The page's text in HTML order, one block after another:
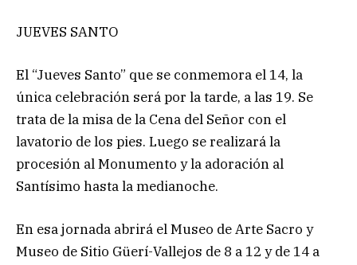
JUEVES SANTO
El “Jueves Santo” que se conmemora el 14, la
única celebración será por la tarde, a las 19. Se
trata de la misa de la Cena del Señor con el
lavatorio de los pies. Luego se realizará la
procesión al Monumento y la adoración al
Santísimo hasta la medianoche.
En esa jornada abrirá el Museo de Arte Sacro y
Museo de Sitio Güerí-Vallejos de 8 a 12 y de 14 a